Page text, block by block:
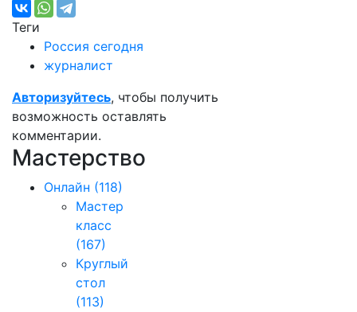
Теги
Россия сегодня
журналист
Авторизуйтесь, чтобы получить
возможность оставлять
комментарии.
Мастерство
Онлайн (118)
Мастер
класс
(167)
Круглый
стол
(113)